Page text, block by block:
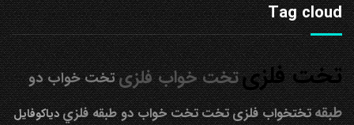
Tag cloud
تخت فلزیتخت خواب فلزیتخت خواب دو
طبقه تختخواب فلزیتختتخت خواب دو طبقه فلزيدیاکوفایل